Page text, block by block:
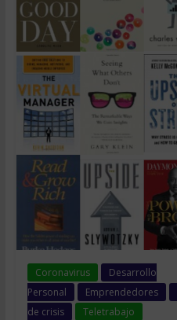
Coronavirus
Desarrollo
Personal
Emprendedores
de crisis
Teletrabajo